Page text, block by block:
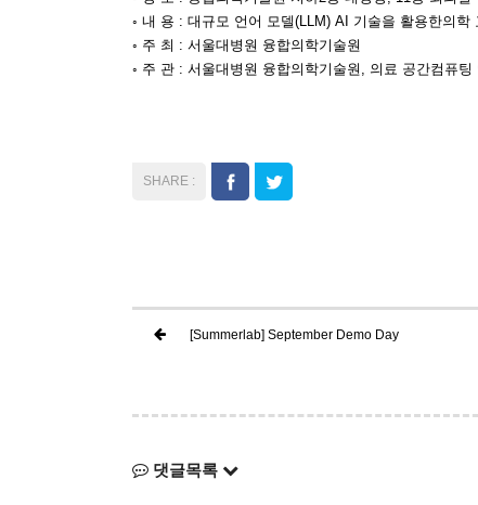
◦ 내 용 : 대규모 언어 모델(LLM) AI 기술을 활용한의
◦ 주 최 : 서울대병원 융합의학기술원
◦ 주 관 : 서울대병원 융합의학기술원, 의료 공간컴퓨
[Summerlab] September Demo Day
댓글목록